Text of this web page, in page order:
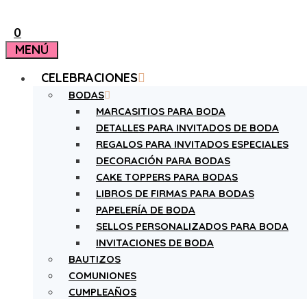
0
MENÚ
CELEBRACIONES
BODAS
MARCASITIOS PARA BODA
DETALLES PARA INVITADOS DE BODA
REGALOS PARA INVITADOS ESPECIALES
DECORACIÓN PARA BODAS
CAKE TOPPERS PARA BODAS
LIBROS DE FIRMAS PARA BODAS
PAPELERÍA DE BODA
SELLOS PERSONALIZADOS PARA BODA
INVITACIONES DE BODA
BAUTIZOS
COMUNIONES
CUMPLEAÑOS